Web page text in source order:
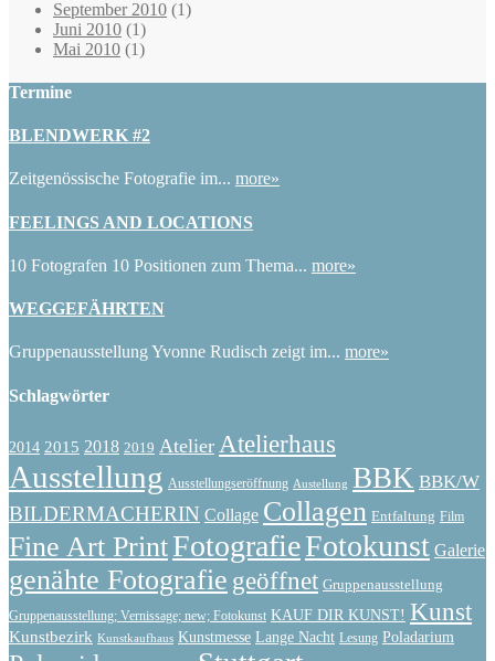
September 2010 (1)
Juni 2010 (1)
Mai 2010 (1)
Termine
BLENDWERK #2
Zeitgenössische Fotografie im... more»
FEELINGS AND LOCATIONS
10 Fotografen 10 Positionen zum Thema... more»
WEGGEFÄHRTEN
Gruppenausstellung Yvonne Rudisch zeigt im... more»
Schlagwörter
2014 2015 2018 2019 Atelier Atelierhaus
Ausstellung Ausstellungseröffnung Austellung BBK BBK/W
BILDERMACHERIN Collage Collagen Entfaltung Film
Fine Art PrintFotografieFotokunst Galerie
genähte Fotografie geöffnet Gruppenausstellung
Gruppenausstellung; Vernissage; new; Fotokunst KAUF DIR KUNST! Kunst
Kunstbezirk Kunstkaufhaus Kunstmesse Lange Nacht Lesung Poladarium